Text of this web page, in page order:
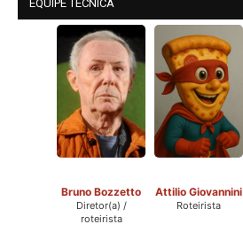
EQUIPE TÉCNICA
Bruno Bozzetto
Diretor(a) /
roteirista
Attilio Giovannini
Roteirista